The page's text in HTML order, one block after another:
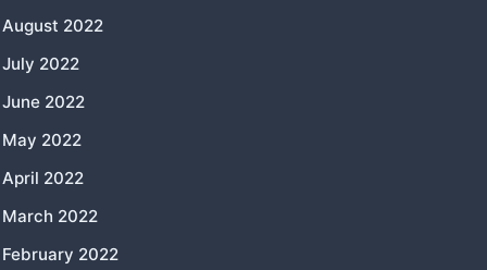
August 2022
July 2022
June 2022
May 2022
April 2022
March 2022
February 2022